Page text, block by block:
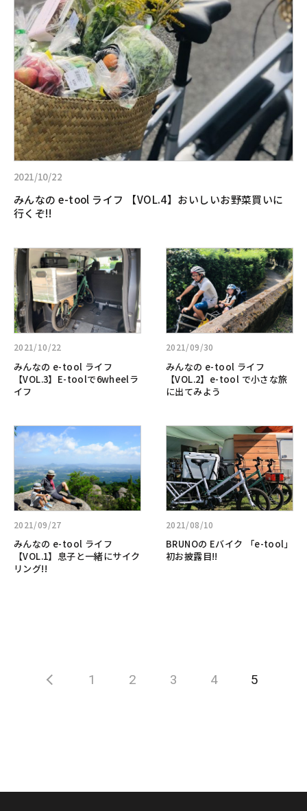
2021/10/22
みんなの e-tool ライフ 【VOL.4】おいしいお野菜買いに
行くぞ!!
く
見
る:
み
ん
な
の
e-
tool
ラ
イ
フ
【VOL.4】
お
い
い
お
野
菜
買
い
に
く
ぞ!!
2021/10/22
みんなの e-tool ライフ
【VOL.3】E-toolで6wheelラ
イフ
詳
し
く
見
る:
み
ん
な
の
e-
イ
【VOL.3】
E-
tool
で
6wheel
ラ
イ
フ
2021/09/30
みんなの e-tool ライフ
【VOL.2】e-tool で小さな旅
に出てみよう
詳
し
く
見
る:
み
ん
な
の
e-
イ
フ
【VOL.2】
e-
tool
で
小
さ
な
2021/09/27
みんなの e-tool ライフ
【VOL.1】息子と一緒にサイク
リング!!
詳
く
見
る:
み
ん
な
の
e-
リ
2021/08/10
BRUNOの Eバイク 「e-tool」
初お披露目!!
詳
し
く
見
る:BRUNO
の
E
バ
イ
目!!
1 2 3 4 5